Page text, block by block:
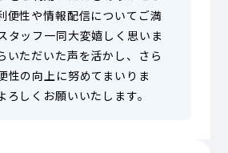
便性や情報配信についてご満
タッフ一同大変嬉しく思いま
いただいた声を活かし、さら
性の向上に努めてまいりま
ろしくお願いいたします。